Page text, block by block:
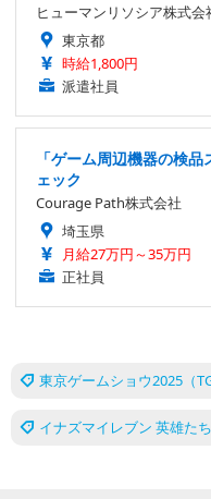
ヒューマンリソシア株式会
東京都
時給1,800円
派遣社員
「ゲーム周辺機器の検
ェック
Courage Path株式会社
埼玉県
月給27万円～35万円
正社員
東京ゲームショウ2025（
イナズマイレブン 英雄た